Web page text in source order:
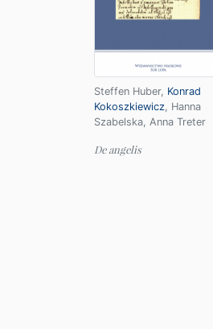
Steffen Huber, Konrad
Kokoszkiewicz, Hanna
Szabelska, Anna Treter
De angelis